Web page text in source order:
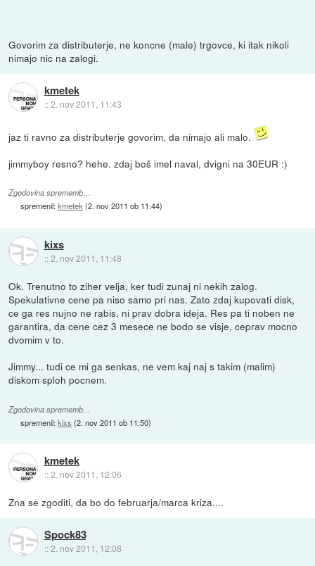
Govorim za distributerje, ne koncne (male) trgovce, ki itak nikoli
nimajo nic na zalogi.
kmetek
::2. nov 2011, 11:43
jaz ti ravno za distributerje govorim, da nimajo ali malo.
jimmyboy resno? hehe. zdaj boš imel naval, dvigni na 30EUR :)
Zgodovina sprememb…
spremenil:kmetek(2. nov 2011 ob 11:44)
kixs
::2. nov 2011, 11:48
Ok. Trenutno to ziher velja, ker tudi zunaj ni nekih zalog.
Spekulativne cene pa niso samo pri nas. Zato zdaj kupovati disk,
ce ga res nujno ne rabis, ni prav dobra ideja. Res pa ti noben ne
garantira, da cene cez 3 mesece ne bodo se visje, ceprav mocno
dvomim v to.
Jimmy... tudi ce mi ga senkas, ne vem kaj naj s takim (malim)
diskom sploh pocnem.
Zgodovina sprememb…
spremenil:kixs (2. nov 2011 ob 11:50)
kmetek
::2. nov 2011, 12:06
Zna se zgoditi, da bo do februarja/marca kriza....
Spock83
::2. nov 2011, 12:08